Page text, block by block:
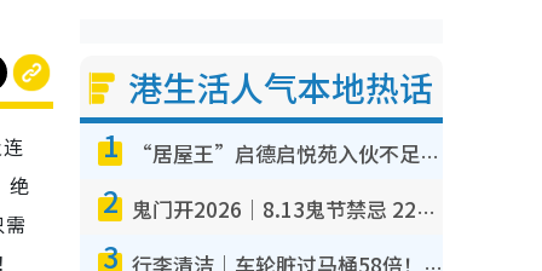
绝
港生活人气本地热话
1 “居屋王”启德启悦苑入伙不足一年沦“漏水之王”！插座喷火花致大停电 多户业主全屋家电报废
2 鬼门开2026｜8.13鬼节禁忌 22件事不能做！烧肉、刺身要少食？半夜勿吹口哨/打给个电话
3